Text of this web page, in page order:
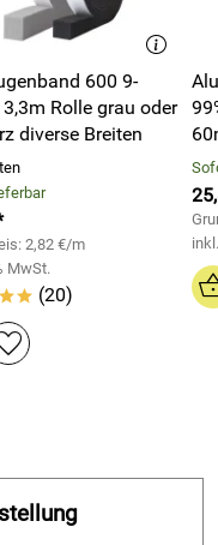
auf Stahl bei 20°C:
auf Stahl bei 20°C:
+120°C, kurzfristig
Hommeswiese 43
Reiner
600 9-
Rolle grau oder
diverse Breiten
2,82 €/m
MwSt.
(20)